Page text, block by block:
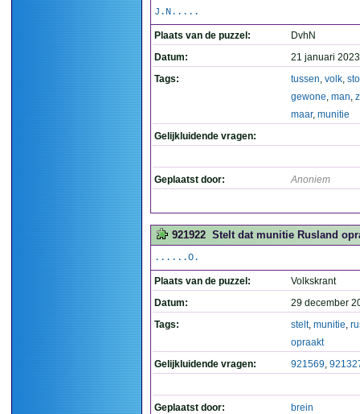
J.N.....
Plaats van de puzzel:
DvhN
Datum:
21 januari
Tags:
tussen, volk,
gewone, man,
maar, munitie
Gelijkluidende vragen:
Geplaatst door: Anoniem
921922 Stelt dat munitie Rusland
......O.
Plaats van de puzzel:
Volkskrant
Datum:
29 december
Tags:
stelt, munitie,
opraakt
Gelijkluidende vragen:
921569,
Geplaatst door: brein